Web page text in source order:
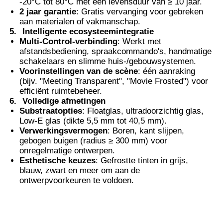
2 jaar garantie: Gratis vervanging voor gebreken
aan materialen of vakmanschap.
5.
Intelligente ecosysteemintegratie
Multi-Control-verbinding: Werkt met
afstandsbediening, spraakcommando's, handmatige
schakelaars en slimme huis-/gebouwsystemen.
Voorinstellingen van de scène: één aanraking
(bijv. "Meeting Transparent", "Movie Frosted") voor
efficiënt ruimtebeheer.
6.
Volledige afmetingen
Substraatopties: Floatglas, ultradoorzichtig glas,
Low-E glas (dikte 5,5 mm tot 40,5 mm).
Verwerkingsvermogen: Boren, kant slijpen,
gebogen buigen (radius ≥ 300 mm) voor
onregelmatige ontwerpen.
Esthetische keuzes: Gefrostte tinten in grijs,
blauw, zwart en meer om aan de
ontwerpvoorkeuren te voldoen.